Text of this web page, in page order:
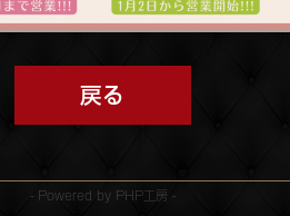
戻る
- Powered by PHP工房 -